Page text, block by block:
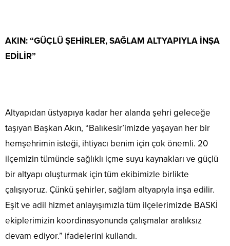
AKIN: “GÜÇLÜ ŞEHİRLER, SAĞLAM ALTYAPIYLA İNŞA
EDİLİR”
Altyapıdan üstyapıya kadar her alanda şehri geleceğe
taşıyan Başkan Akın, “Balıkesir’imizde yaşayan her bir
hemşehrimin isteği, ihtiyacı benim için çok önemli. 20
ilçemizin tümünde sağlıklı içme suyu kaynakları ve güçlü
bir altyapı oluşturmak için tüm ekibimizle birlikte
çalışıyoruz. Çünkü şehirler, sağlam altyapıyla inşa edilir.
Eşit ve adil hizmet anlayışımızla tüm ilçelerimizde BASKİ
ekiplerimizin koordinasyonunda çalışmalar aralıksız
devam ediyor.” ifadelerini kullandı.